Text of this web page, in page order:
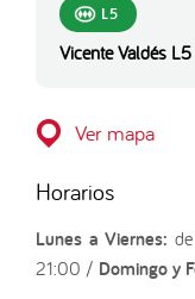
L5
Vicente Valdés L5
Ver mapa
Horarios
Lunes a Viernes:
21:00 / Domingo y